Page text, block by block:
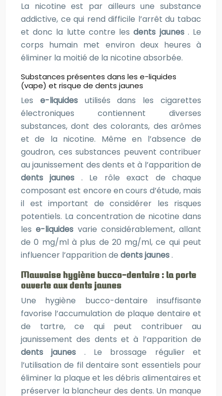
La nicotine est par ailleurs une substance
addictive, ce qui rend difficile l’arrêt du tabac
et donc la lutte contre lesdents jaunes . Le
corps humain met environ deux heures à
éliminer la moitié de la nicotine absorbée.
Substances présentes dans les e-liquides
(vape) et risque de dents jaunes
Les e-liquides utilisés dans les cigarettes
électroniques contiennent diverses
substances, dont des colorants, des arômes
et de la nicotine. Même en l’absence de
goudron, ces substances peuvent contribuer
au jaunissement des dents et à l’apparition de
dents jaunes . Le rôle exact de chaque
composant est encore en cours d’étude, mais
il est important de considérer les risques
potentiels. La concentration de nicotine dans
lese-liquides varie considérablement, allant
de 0 mg/ml à plus de 20 mg/ml, ce qui peut
influencer l’apparition de dents jaunes.
Mauvaise hygiène bucco-dentaire : la porte
ouverte aux dents jaunes
Une hygiène bucco-dentaire insuffisante
favorise l’accumulation de plaque dentaire et
de tartre, ce qui peut contribuer au
jaunissement des dents et à l’apparition de
dents jaunes . Le brossage régulier et
l’utilisation de fil dentaire sont essentiels pour
éliminer la plaque et les débris alimentaires et
préserver la blancheur des dents. Un manque